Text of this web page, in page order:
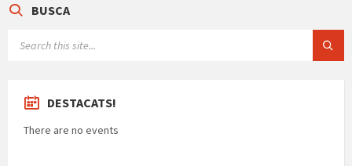
BUSCA
DESTACATS!
There are no events